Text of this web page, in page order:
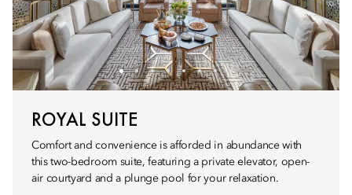
ROYAL SUITE
Comfort and convenience is afforded in abundance with
this two-bedroom suite, featuring a private elevator, open-
air courtyard and a plunge pool for your relaxation.